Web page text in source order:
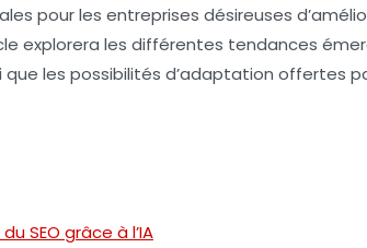
pour les entreprises désireuses
explorera les différentes tendances
les possibilités d’adaptation offertes
SEO grâce à l’IA